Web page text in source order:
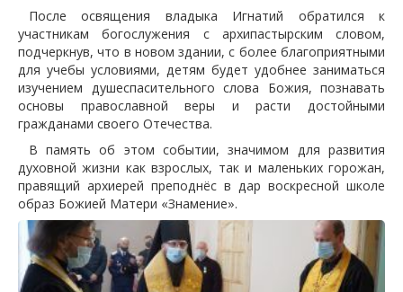
После освящения владыка Игнатий обратился к
участникам богослужения с архипастырским словом,
подчеркнув, что в новом здании, с более благоприятными
для учебы условиями, детям будет удобнее заниматься
изучением душеспасительного слова Божия, познавать
основы православной веры и расти достойными
гражданами своего Отечества.
В память об этом событии, значимом для развития
духовной жизни как взрослых, так и маленьких горожан,
правящий архиерей преподнёс в дар воскресной школе
образ Божией Матери «Знамение».